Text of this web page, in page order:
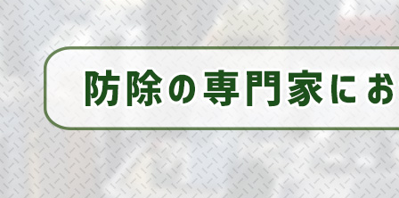
2025/07/16
ハト対策の決定版！ご自宅をハトから守って平和
に保つ秘訣とは！
2026/04/23
工場のハト被害、そのまま放置していませんか？